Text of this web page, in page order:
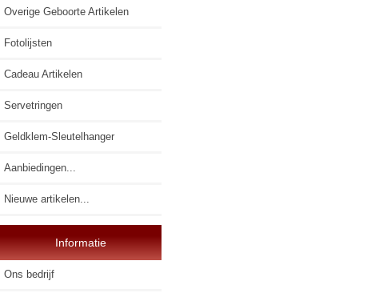
Overige Geboorte Artikelen
Fotolijsten
Cadeau Artikelen
Servetringen
Geldklem-Sleutelhanger
Aanbiedingen...
Nieuwe artikelen...
Informatie
Ons bedrijf